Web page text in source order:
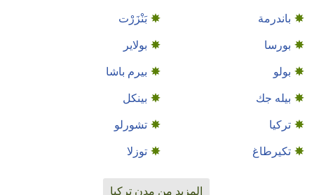
باندرمة
بَنْزَرْت‎
بورسا
بولاير
بولو
بيرم باشا
بيله جك
بينكل
تركيا
تشورلو
تكيرطاغ
توزلا
المزيد من مدن تركيا